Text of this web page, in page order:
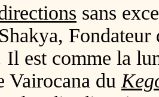
sans
Il est comme la
Vairocana du